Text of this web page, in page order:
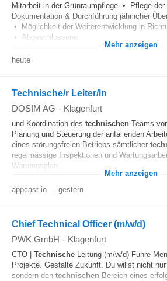
Mitarbeit in der Grünraumpflege • Pflege der
Dokumentation & Durchführung jährlicher
• Möglichkeit der Weiterentwicklung in
• Abgeschlossene...
Mehr anzeigen
heute
Technische/r Leiter/in
DOSIM AG - Klagenfurt
und Koordination des technischen Teams
Planung und Steuerung der anfallenden
eines störungsfreien Betriebs sämtlicher
regelmässige Inspektionen und
Wartungsplan...
Mehr anzeigen
appcast.io - gestern
Chief Technical Officer (m/w/d)
PWK GmbH - Klagenfurt
CTO | Technische Leitung (m/w/d) Führe
Projekte. Gestalte Zukunft. Du willst nicht
sondern den technischen Bereich eines